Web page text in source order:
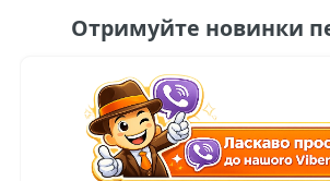
Отримуйте новинки